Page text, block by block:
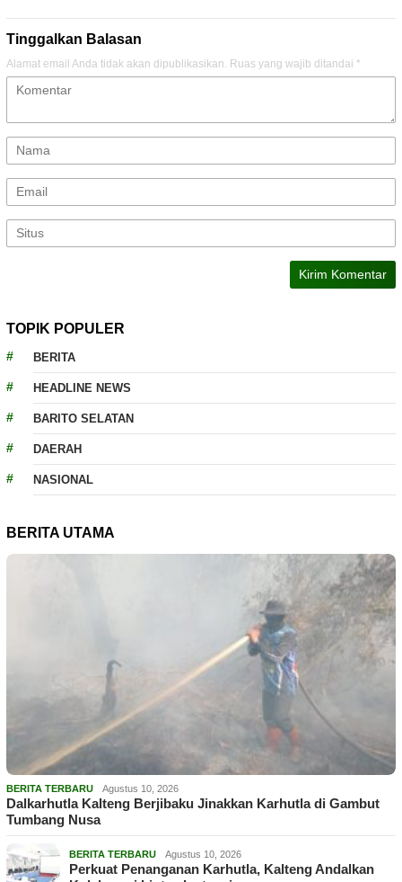
Tinggalkan Balasan
Alamat email Anda tidak akan dipublikasikan. Ruas yang wajib ditandai *
TOPIK POPULER
BERITA
HEADLINE NEWS
BARITO SELATAN
DAERAH
NASIONAL
BERITA UTAMA
BERITA TERBARU Agustus 10, 2026
Dalkarhutla Kalteng Berjibaku Jinakkan Karhutla di Gambut
Tumbang Nusa
BERITA TERBARU Agustus 10, 2026
Perkuat Penanganan Karhutla, Kalteng Andalkan